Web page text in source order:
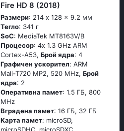
Fire HD 8 (2018)
Размери: 214 x 128 x 9.2 мм
Тегло: 341 г
SoC: MediaTek MT8163V/B
Процесор: 4x 1.3 GHz ARM
Cortex-A53, Брой ядра: 4
Графичен ускорител: ARM
Mali-T720 MP2, 520 MHz, Брой
ядра: 2
Оперативна памет: 1.5 ГБ, 800
MHz
Вградена памет: 16 ГБ, 32 ГБ
Карта памет: microSD,